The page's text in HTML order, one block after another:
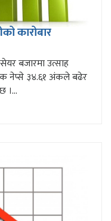
कारोबार
बजारमा उत्साह
नेप्से ३४.६१ अंकले बढेर
।...